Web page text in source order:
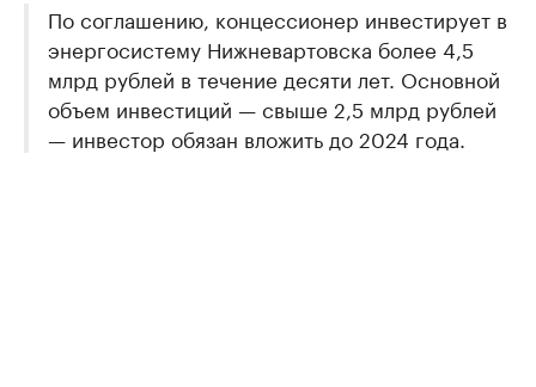
По соглашению, концессионер инвестирует в
энергосистему Нижневартовска более 4,5
млрд рублей в течение десяти лет. Основной
объем инвестиций — свыше 2,5 млрд рублей
— инвестор обязан вложить до 2024 года.